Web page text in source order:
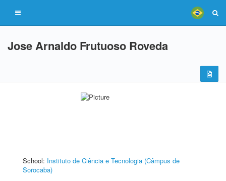
Jose Arnaldo Frutuoso Roveda
School: Instituto de Ciência e Tecnologia (Câmpus de
Sorocaba)